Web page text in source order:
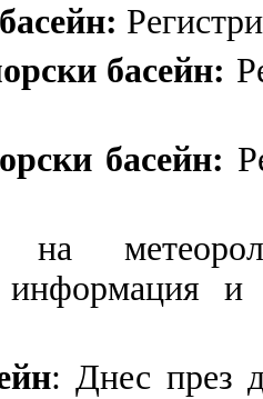
басейн:
басейн:
информация и
: Днес през